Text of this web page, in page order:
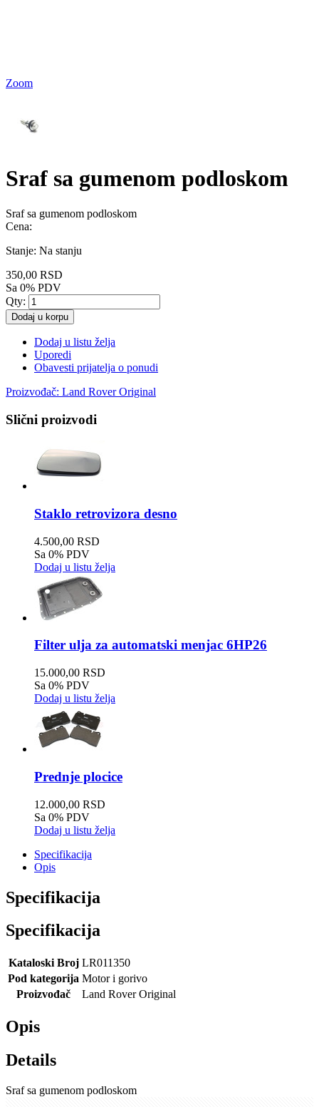
Zoom
Sraf sa gumenom podloskom
Sraf sa gumenom podloskom
Cena:
Stanje: Na stanju
350,00 RSD
Sa 0% PDV
Qty:
Dodaj u korpu
Dodaj u listu želja
Uporedi
Obavesti prijatelja o ponudi
Proizvođač: Land Rover Original
Slični proizvodi
Staklo retrovizora desno
4.500,00 RSD
Sa 0% PDV
Dodaj u listu želja
Filter ulja za automatski menjac 6HP26
15.000,00 RSD
Sa 0% PDV
Dodaj u listu želja
Prednje plocice
12.000,00 RSD
Sa 0% PDV
Dodaj u listu želja
Specifikacija
Opis
Specifikacija
Specifikacija
Kataloski Broj LR011350
Pod kategorija Motor i gorivo
Proizvođač
Land Rover Original
Opis
Details
Sraf sa gumenom podloskom